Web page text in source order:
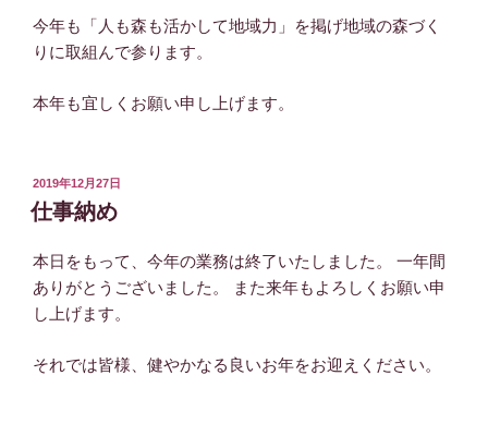
今年も「人も森も活かして地域力」を掲げ地域の森づく
りに取組んで参ります。
本年も宜しくお願い申し上げます。
投
稿
日:
2019年12月27日
仕事納め
本日をもって、今年の業務は終了いたしました。 一年間
ありがとうございました。 また来年もよろしくお願い申
し上げます。
それでは皆様、健やかなる良いお年をお迎えください。